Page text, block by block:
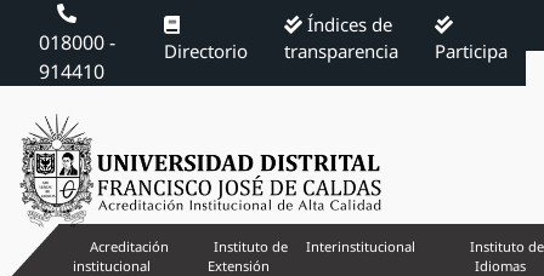
018000 -
914410
Directorio
Índices de
transparencia
Participa
Acreditación
institucional
Instituto de
Extensión
Interinstitucional
Instituto de
Idiomas